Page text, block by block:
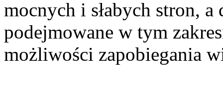
mocnych i słabych stron, a
podejmowane w tym
możliwości zapobiegania